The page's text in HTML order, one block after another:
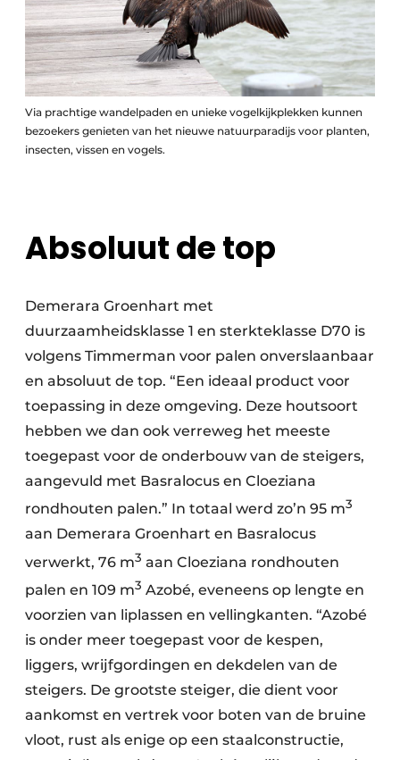
Via prachtige wandelpaden en unieke vogelkijkplekken kunnen
bezoekers genieten van het nieuwe natuurparadijs voor planten,
insecten, vissen en vogels.
Absoluut de top
Demerara Groenhart met
duurzaamheidsklasse 1 en sterkteklasse D70 is
volgens Timmerman voor palen onverslaanbaar
en absoluut de top. “Een ideaal product voor
toepassing in deze omgeving. Deze houtsoort
hebben we dan ook verreweg het meeste
toegepast voor de onderbouw van de steigers,
aangevuld met Basralocus en Cloeziana
rondhouten palen.” In totaal werd zo’n 95 m3
aan Demerara Groenhart en Basralocus
verwerkt, 76 m3 aan Cloeziana rondhouten
palen en 109 m3 Azobé, eveneens op lengte en
voorzien van liplassen en vellingkanten. “Azobé
is onder meer toegepast voor de kespen,
liggers, wrijfgordingen en dekdelen van de
steigers. De grootste steiger, die dient voor
aankomst en vertrek voor boten van de bruine
vloot, rust als enige op een staalconstructie,